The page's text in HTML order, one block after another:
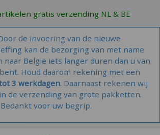
gratis verzending NL & BE
de invoering van de nieuwe
kan de bezorging van met name
België iets langer duren dan u van
Houd daarom rekening met een
3 werkdagen. Daarnaast rekenen wij
in de verzending van grote pakketten.
Bedankt voor uw begrip.